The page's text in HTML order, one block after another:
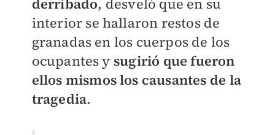
derribado, desveló que en su
interior se hallaron restos de
granadas en los cuerpos de los
ocupantes y sugirió que fueron
ellos mismos los causantes de la
tragedia.